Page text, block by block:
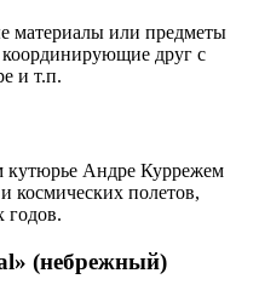
материалы или предметы
друг с
и т.п.
кутюрье Андре Куррежем
космических полетов,
годов.
(небрежный)